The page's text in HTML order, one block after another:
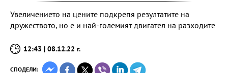
Увеличението на цените подкрепя резултатите на
дружеството, но е и най-големият двигател на разходите
12:43 | 08.12.22 г.
СПОДЕЛИ: